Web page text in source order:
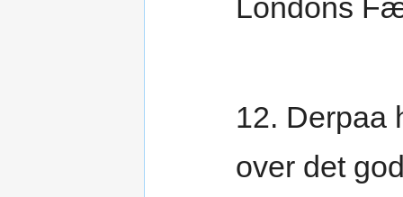
Londons
12. Derpaa
over det